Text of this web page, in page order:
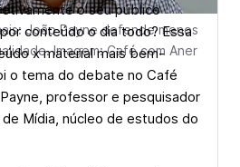
João Payne defende menos
Imagem: Café com Aner
o seu público
conteúdo o dia todo? Essa
x material mais bem-
o tema do debate no Café
professor e pesquisador
Mídia, núcleo de estudos do